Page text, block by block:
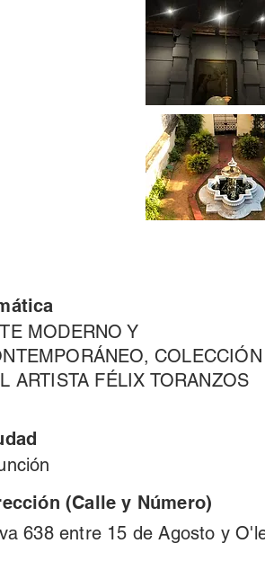
MODERNO Y
COLECCIÓN
ARTISTA FÉLIX TORANZOS
(Calle y Número)
638 entre 15 de Agosto y